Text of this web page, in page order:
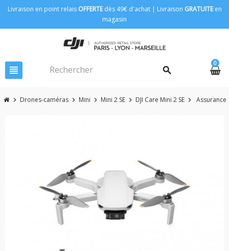
Livraison en point relais OFFERTEdès 49€ d'achat | Livraison GRATUITEen
magasin
view_headline search
0
chevron_right Drones-caméras chevron_right Mini chevron_right Mini 2 SE chevron_right DJI Care Mini 2 SE chevron_right Assurance